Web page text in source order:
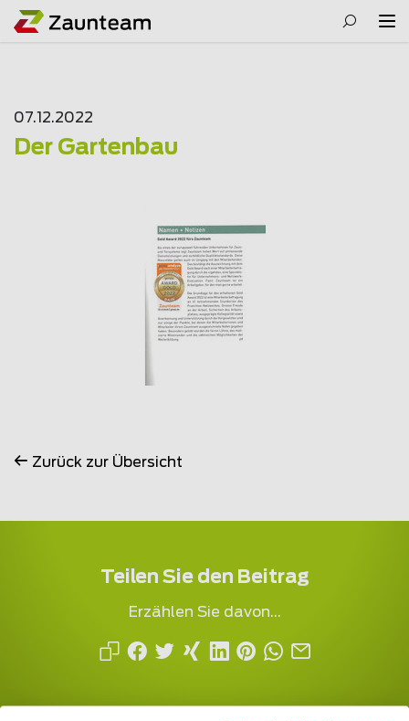
07.12.2022
Der Gartenbau
Zurück zur Übersicht
Teilen Sie den Beitrag
Erzählen Sie davon...